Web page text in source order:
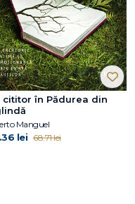
cititor în Pădurea din
Manguel
lei 68.71 lei